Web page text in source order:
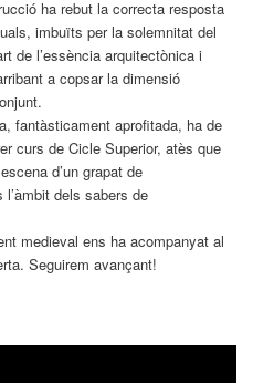
ha rebut la correcta resposta
imbuïts per la solemnitat del
de l’essència arquitectònica i
a copsar la dimensió
fantàsticament aprofitada, ha de
curs de Cicle Superior, atès que
d’un grapat de
dels sabers de
medieval ens ha acompanyat al
Seguirem avançant!